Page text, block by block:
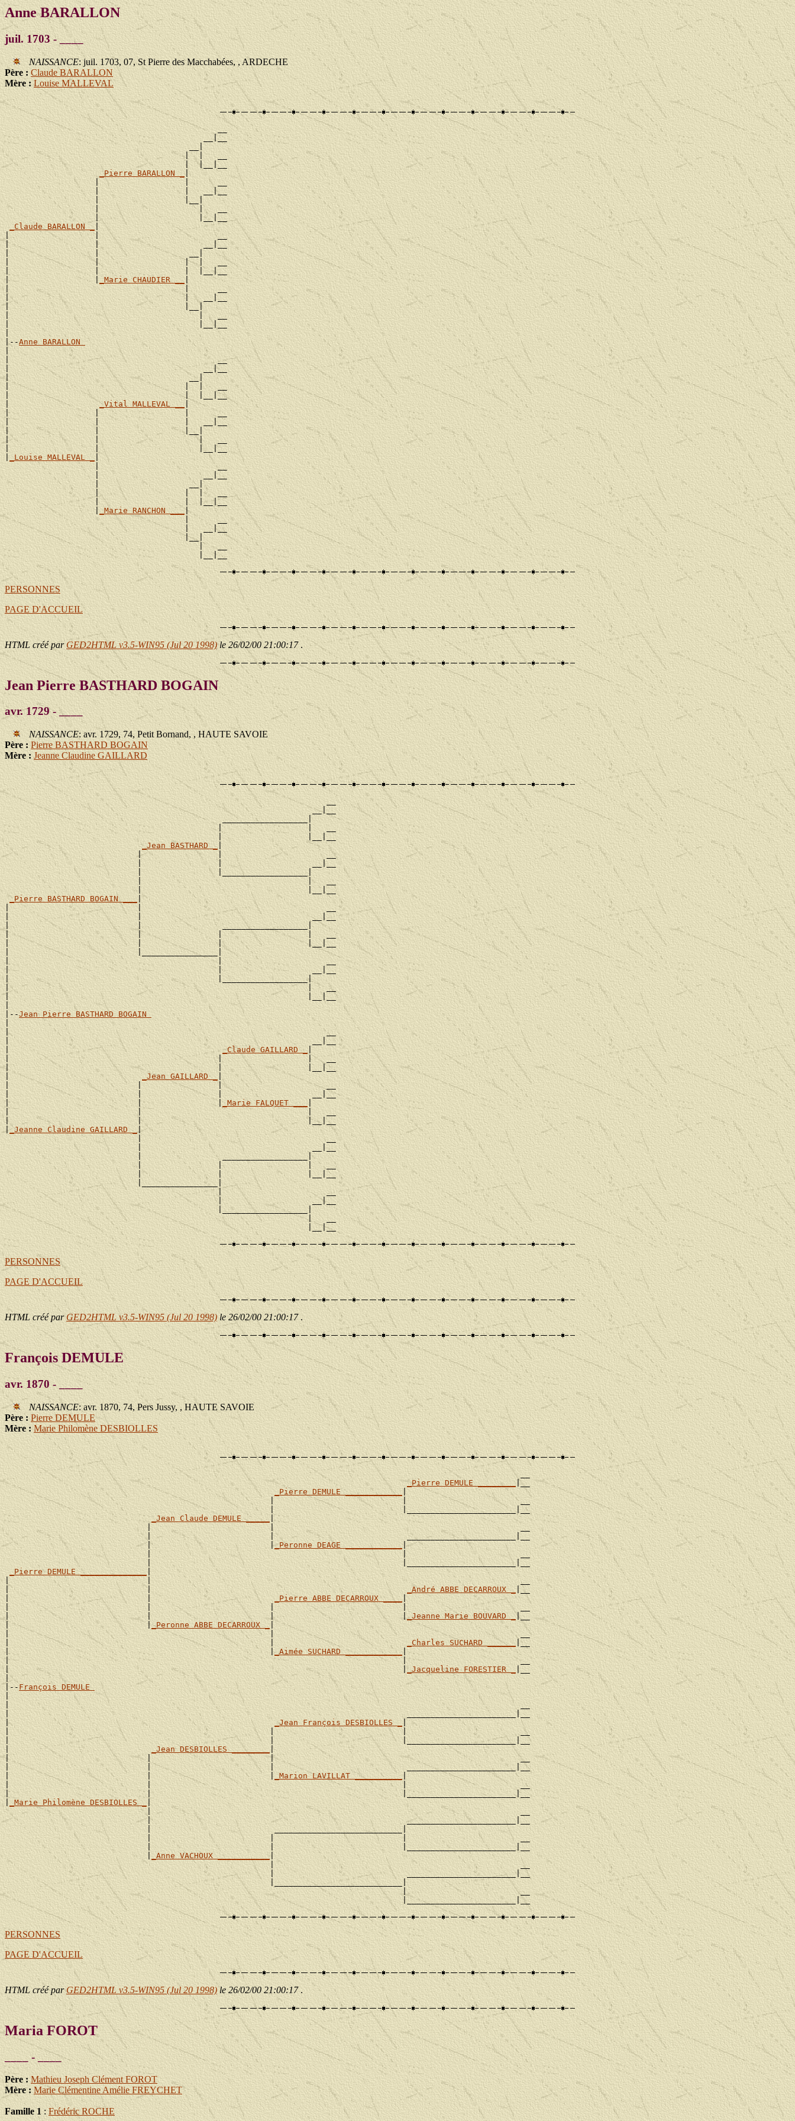
Anne BARALLON
juil. 1703 - ____
NAISSANCE: juil. 1703, 07, St Pierre des Macchabées, , ARDECHE
Père : Claude BARALLON
Mère :Louise MALLEVAL
                                             __
                                          __|__
                                       __|
                                      |  |   __
                                      |  |__|__
_Pierre BARALLON _|
                   |                  |      __
                   |                  |   __|__
                   |                  |__|
                   |                     |   __
                   |                     |__|__
_Claude BARALLON _
|                  |                         __
|                  |                      __|__
|                  |                   __|
|                  |                  |  |   __
|                  |                  |  |__|__
|                  |
_Marie CHAUDIER __ |
|                                     |      __
|                                     |   __|__
|                                     |__|
|                                        |   __
|                                        |__|__
|
|--Anne BARALLON
|                                            __
|                                         __|__
|                                      __|
|                                     |  |   __
|                                     |  |__|__
| _Vital MALLEVAL __ |
|                  |                  |      __
|                  |                  |   __|__
|                  |                  |__|
|                  |                     |   __
|                  |                     |__|__
| _Louise MALLEVAL _|
                   |                         __
                   |                      __|__
                   |                   __|
                   |                  |  |   __
                   |                  |  |__|__
                   |
_Marie RANCHON ___|
                                      |      __
                                      |   __|__
                                      |__|
                                         |   __
PERSONNES
PAGE D'ACCUEIL
HTML créé par GED2HTML v3.5-WIN95 (Jul 20 1998)le 26/02/00 21:00:17 .
Jean Pierre BASTHARD BOGAIN
avr. 1729 - ____
NAISSANCE: avr. 1729, 74, Petit Bornand, , HAUTE SAVOIE
Père : Pierre BASTHARD BOGAIN
Mère :Jeanne Claudine GAILLARD
                                                                    __
                                                                 __|__
                                              __________________|
                                             |                  |   __
                                             |                  |__|__
_Jean BASTHARD _ |
                            |                |                      __
                            |                |                   __|__
                            |                |__________________|
                            |                                   |   __
                            |                                   |__|__
_Pierre BASTHARD BOGAIN ___
|                           |                                       __
|                           |                                    __|__
|                           |                 __________________|
|                           |                |                  |   __
|                           |                |                  |__|__
|                           |________________|
|                                            |                      __
|                                            |                   __|__
|                                            |__________________|
|                                                               |   __
|                                                               |__|__
|
|--Jean Pierre BASTHARD BOGAIN
|
|                                                                   __
|                                                                __|__
| _Claude GAILLARD _
|                                            |                  |   __
|                                            |                  |__|__
| _Jean GAILLARD _
|                           |                |                      __
|                           |                |                   __|__
|                           |                |_Marie FALQUET ___ |
|                           |                                   |   __
|                           |                                   |__|__
| _Jeanne Claudine GAILLARD _ |
                            |                                       __
                            |                                    __|__
                            |                 __________________|
                            |                |                  |   __
                            |                |                  |__|__
                            |________________|
                                             |                      __
                                             |                   __|__
                                             |__________________|
                                                                |   __
PERSONNES
PAGE D'ACCUEIL
HTML créé parGED2HTML v3.5-WIN95 (Jul 20 1998) le 26/02/00 21:00:17 .
François DEMULE
avr. 1870 - ____
NAISSANCE: avr. 1870, 74, Pers Jussy, , HAUTE SAVOIE
Père :Pierre DEMULE
Mère : Marie Philomène DESBIOLLES
                                                                                                             __
_Pierre DEMULE ________|__
_Pierre DEMULE ____________
                                                        |                           |                        __
                                                        |                           |_______________________|__
_Jean Claude DEMULE _____
                              |                         |                                                    __
                              |                         |                            _______________________|__
                              |                         |
_Peronne DEAGE ____________|
                              |                                                     |                        __
                              |                                                     |_______________________|__
_Pierre DEMULE ______________
|
|                             |                                                                              __
|                             |
_André ABBE DECARROUX _ |__
|                             |
_Pierre ABBE DECARROUX ____ |
|                             |                         |                           |                        __
|                             |                         |                           | _Jeanne Marie BOUVARD _|__
|                             | _Peronne ABBE DECARROUX _
|                                                       |                                                    __
|                                                       | _Charles SUCHARD ______
|__
|                                                       |_Aimée SUCHARD ____________|
|                                                                                   |                        __
|                                                                                   | _Jacqueline FORESTIER _
|__
|
|-- François DEMULE
|                                                                                                            __
|                                                                                    _______________________|__
| _Jean François DESBIOLLES _ |
|                                                       |                           |                        __
|                                                       |                           |_______________________|__
|
_Jean DESBIOLLES ________
|
|                             |                         |                                                    __
|                             |                         |                            _______________________|__
|                             |                         |
_Marion LAVILLAT __________
|                             |                                                     |                        __
|                             |                                                     |_______________________|__
_Marie Philomène DESBIOLLES _
                              |                                                                              __
                              |                                                      _______________________|__
                              |                          ___________________________|
                              |                         |                           |                        __
                              |                         |                           |_______________________|__
                              |
_Anne VACHOUX ___________|
                                                        |                                                    __
                                                        |                            _______________________|__
                                                        |___________________________|
                                                                                    |                        __
PERSONNES
PAGE D'ACCUEIL
HTML créé parGED2HTML v3.5-WIN95 (Jul 20 1998)le 26/02/00 21:00:17.
Maria FOROT
____ - ____
Père :Mathieu Joseph Clément FOROT
Mère : Marie Clémentine Amélie FREYCHET
Famille 1 :Frédéric ROCHE